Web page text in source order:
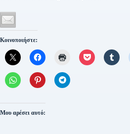
Κοινοποιήστε:
Μου αρέσει αυτό: